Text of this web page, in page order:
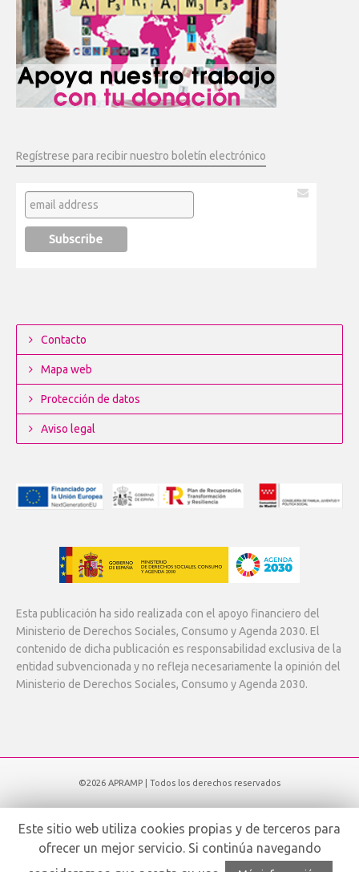
Regístrese para recibir nuestro boletín electrónico
Contacto
Mapa web
Protección de datos
Aviso legal
Esta publicación ha sido realizada con el apoyo financiero del
Ministerio de Derechos Sociales, Consumo y Agenda 2030. El
contenido de dicha publicación es responsabilidad exclusiva de la
entidad subvencionada y no refleja necesariamente la opinión del
Ministerio de Derechos Sociales, Consumo y Agenda 2030.
©2026 APRAMP | Todos los derechos reservados
Este sitio web utiliza cookies propias y de terceros para
ofrecer un mejor servicio. Si continúa navegando